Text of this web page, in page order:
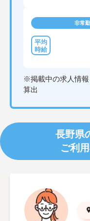
非常
※掲載中の求人情
算出
長野県
ご利